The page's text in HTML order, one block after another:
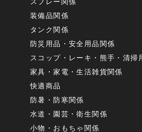
装備品関係
タンク関係
防災用品・安全用品関係
スコップ・レーキ・熊手・清掃
家具・家電・生活雑貨関係
快適商品
防暑・防寒関係
水道・園芸・衛生関係
小物・おもちゃ関係